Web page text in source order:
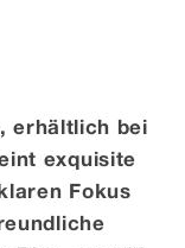
erhältlich bei
exquisite
Fokus